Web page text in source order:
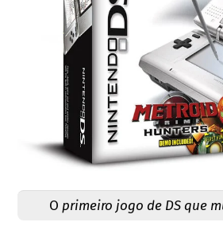
O primeiro jogo de DS que